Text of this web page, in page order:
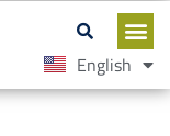
English
Español